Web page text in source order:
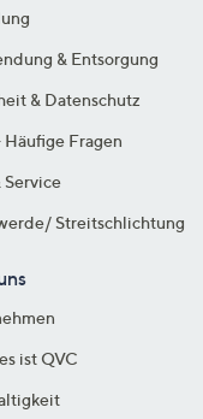
& Entsorgung
& Datenschutz
Häufige Fragen
Service
Streitschlichtung
ist QVC